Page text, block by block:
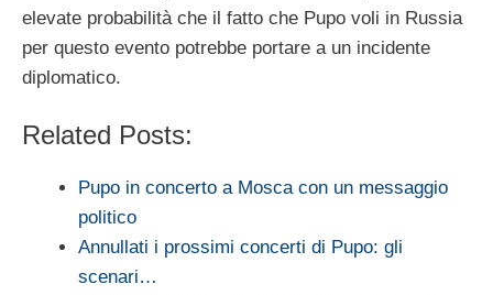
elevate probabilità che il fatto che Pupo voli in Russia
per questo evento potrebbe portare a un incidente
diplomatico.
Related Posts:
Pupo in concerto a Mosca con un messaggio
politico
Annullati i prossimi concerti di Pupo: gli
scenari…